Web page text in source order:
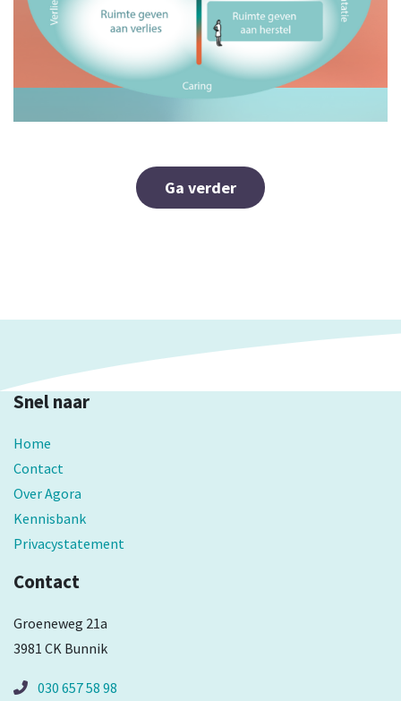
Ga verder
Snel naar
Home
Contact
Over Agora
Kennisbank
Privacystatement
Contact
Groeneweg 21a
3981 CK Bunnik
030 657 58 98